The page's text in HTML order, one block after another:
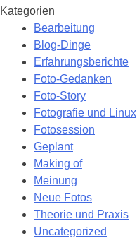
Kategorien
Bearbeitung
Blog-Dinge
Erfahrungsberichte
Foto-Gedanken
Foto-Story
Fotografie und Linux
Fotosession
Geplant
Making of
Meinung
Neue Fotos
Theorie und Praxis
Uncategorized